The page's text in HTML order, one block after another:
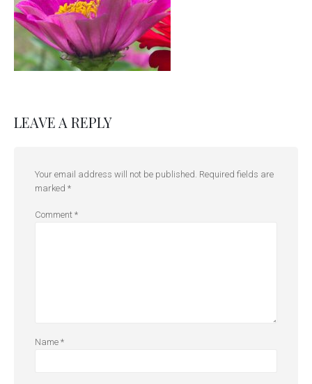
LEAVE A REPLY
Your email address will not be published. Required fields are
marked *
Comment *
Name *